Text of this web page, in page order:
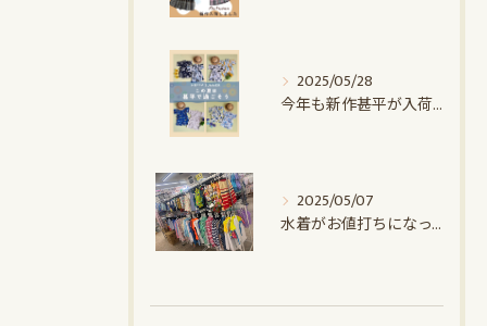
2025/05/28
今年も新作甚平が入荷しました｜赤ちゃんデパート水谷
2025/05/07
水着がお値打ちになってます！！｜赤ちゃんデパート水谷